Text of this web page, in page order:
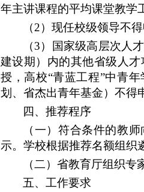
年主讲课程的平均课堂教学
（2）现任校级领导不得
（3）国家级高层次人
建设期）内的其他省级人
授，高校“青蓝工程”中青
划、省杰出青年基金）不得
四、推荐程序
（一）符合条件的教
示。学校根据推荐名额组织
（二）省教育厅组织
五、工作要求